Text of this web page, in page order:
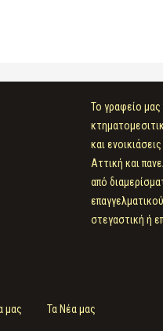
Το γραφείο μας
και
Αττική και
από
στεγαστική ή
μας Τα Νέα μας